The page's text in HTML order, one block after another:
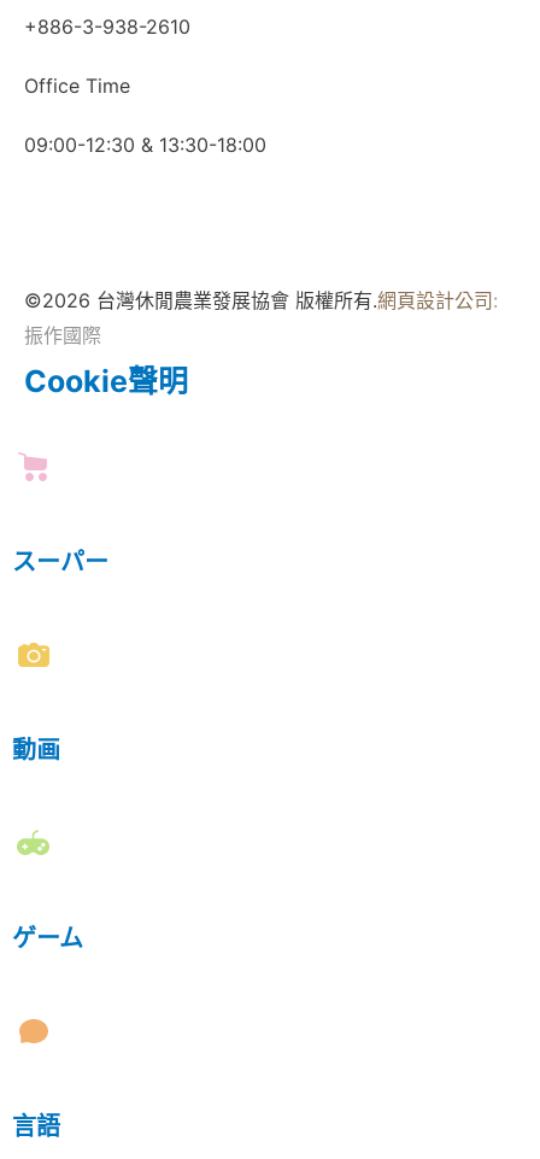
+886-3-938-2610
Office Time
09:00-12:30 & 13:30-18:00
©2026 台灣休閒農業發展協會 版權所有.網頁設計公司:
振作國際
Cookie聲明
スーパー
動画
ゲーム
言語